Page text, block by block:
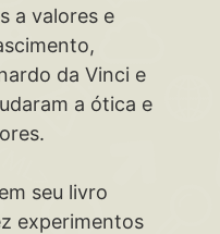
a valores e
da Vinci e
a ótica e
seu livro
experimentos